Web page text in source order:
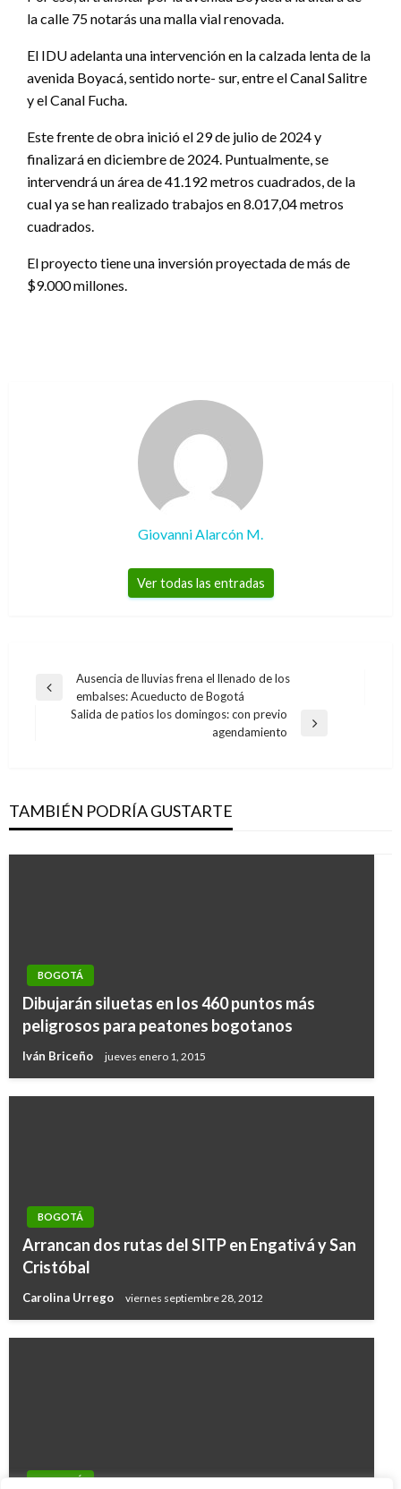
la calle 75 notarás una malla vial renovada.
El IDU adelanta una intervención en la calzada lenta de la
avenida Boyacá, sentido norte- sur, entre el Canal Salitre
y el Canal Fucha.
Este frente de obra inició el 29 de julio de 2024 y
finalizará en diciembre de 2024. Puntualmente, se
intervendrá un área de 41.192 metros cuadrados, de la
cual ya se han realizado trabajos en 8.017,04 metros
cuadrados.
El proyecto tiene una inversión proyectada de más de
$9.000 millones.
Giovanni Alarcón M.
Ver todas las entradas
Navegación
Entrada
anterior
Ausencia de lluvias frena el llenado de los
embalses: Acueducto de Bogotá
Salida de patios los domingos: con previo
agendamiento
TAMBIÉN PODRÍA GUSTARTE
BOGOTÁ
Dibujarán siluetas en los 460 puntos más
peligrosos para peatones bogotanos
Iván Briceño jueves enero 1, 2015
BOGOTÁ
Arrancan dos rutas del SITP en Engativá y San
Cristóbal
Carolina Urrego viernes septiembre 28, 2012
BOGOTÁ
BOGOTÁ